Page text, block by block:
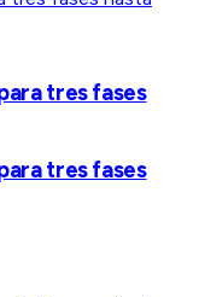
tres fases
tres fases